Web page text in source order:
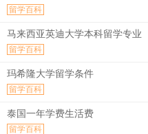
留学百科
马来西亚英迪大学本科留学专业
留学百科
玛希隆大学留学条件
留学百科
泰国一年学费生活费
留学百科